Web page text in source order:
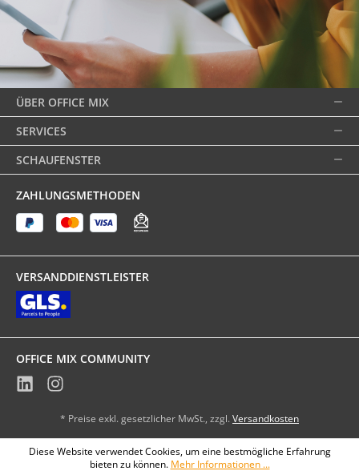
ÜBER OFFICE MIX
SERVICES
SCHAUFENSTER
ZAHLUNGSMETHODEN
VERSANDDIENSTLEISTER
OFFICE MIX COMMUNITY
* Preise exkl. gesetzlicher MwSt., zzgl. Versandkosten
Diese Website verwendet Cookies, um eine bestmögliche Erfahrung
bieten zu können. Mehr Informationen ...